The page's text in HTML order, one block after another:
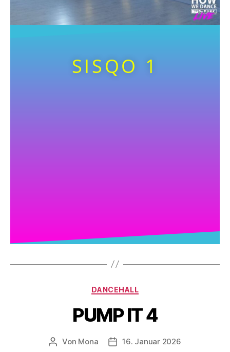
SISQO 1
DANCEHALL
PUMP IT 4
Von Mona 16. Januar 2026